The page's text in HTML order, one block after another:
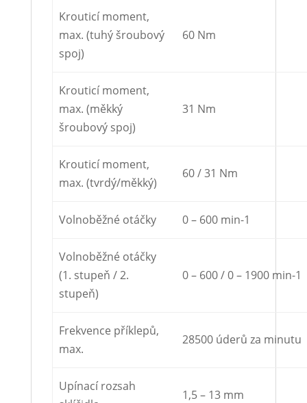
Krouticí moment,
max. (tuhý šroubový
spoj)
60 Nm
Krouticí moment,
max. (měkký
šroubový spoj)
31 Nm
Krouticí moment,
max. (tvrdý/měkký)
60 / 31 Nm
Volnoběžné otáčky 0 – 600 min-1
Volnoběžné otáčky
(1. stupeň / 2.
stupeň)
0 – 600 / 0 – 1900 min-1
Frekvence příklepů,
max.
28500 úderů za minutu
Upínací rozsah
1,5 – 13 mm